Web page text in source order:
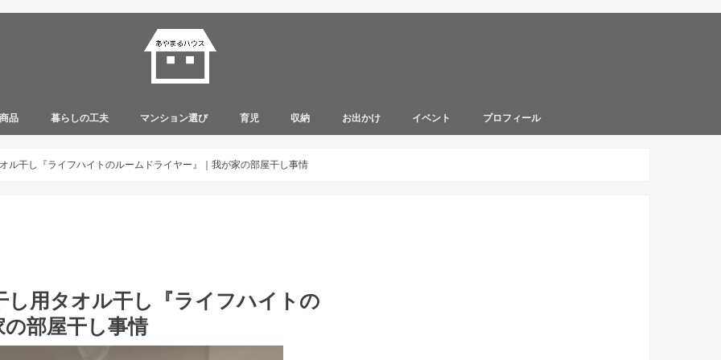
品 暮らしの工夫 マンション選び 育児 収納 お出かけ イベント プロフィール
ル干し『ライフハイトのルームドライヤー』｜我が家の部屋干し事情
用タオル干し『ライフハイトの
部屋干し事情